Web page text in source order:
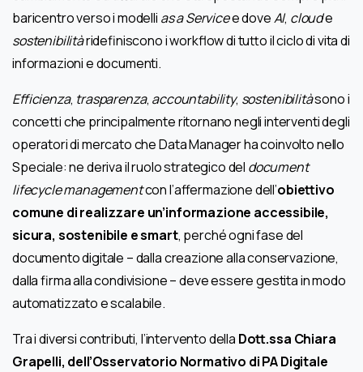
baricentro verso i modelli as a Servicee doveAI, cloude
sostenibilitàridefiniscono i workflow di tutto il ciclo di vita di
informazioni e documenti.
Efficienza, trasparenza, accountability, sostenibilitàsono i
concetti che principalmente ritornano negli interventi degli
operatori di mercato che Data Manager ha coinvolto nello
Speciale: ne deriva il ruolo strategico del document
lifecycle managementcon l’affermazione dell’obiettivo
comune di realizzare un’informazione accessibile,
sicura, sostenibile e smart, perché ogni fase del
documento digitale – dalla creazione alla conservazione,
dalla firma alla condivisione – deve essere gestita in modo
automatizzato e scalabile.
Tra i diversi contributi, l’intervento della Dott.ssa Chiara
Grapelli, dell’Osservatorio Normativo di PA Digitale